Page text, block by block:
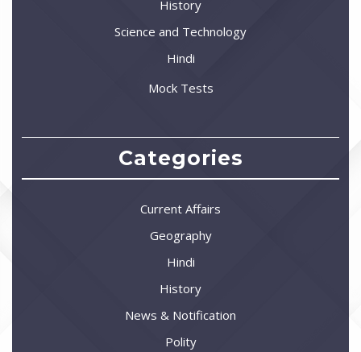
History
Science and Technology
Hindi
Mock Tests
Categories
Current Affairs
Geography
Hindi
History
News & Notification
Polity